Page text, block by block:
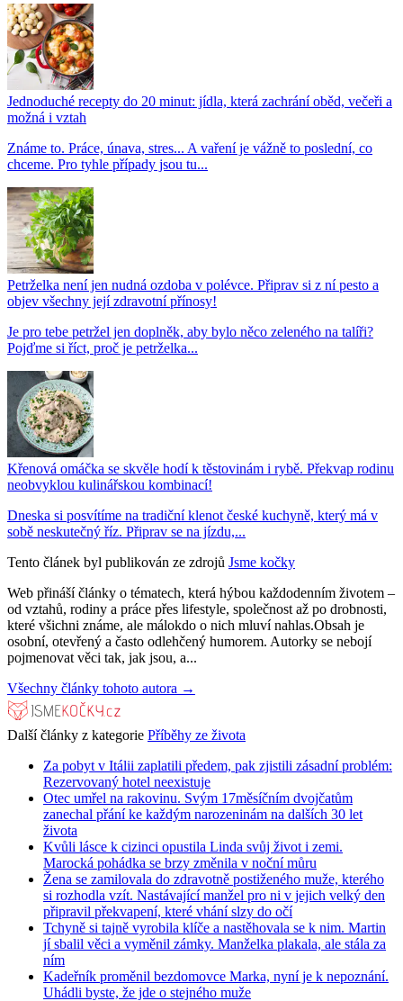
Jednoduché recepty do 20 minut: jídla, která zachrání oběd, večeři a
možná i vztah
Známe to. Práce, únava, stres... A vaření je vážně to poslední, co
chceme. Pro tyhle případy jsou tu...
Petrželka není jen nudná ozdoba v polévce. Připrav si z ní pesto a
objev všechny její zdravotní přínosy!
Je pro tebe petržel jen doplněk, aby bylo něco zeleného na talíři?
Pojďme si říct, proč je petrželka...
Křenová omáčka se skvěle hodí k těstovinám i rybě. Překvap rodinu
neobvyklou kulinářskou kombinací!
Dneska si posvítíme na tradiční klenot české kuchyně, který má v
sobě neskutečný říz. Připrav se na jízdu,...
Tento článek byl publikován ze zdrojů Jsme kočky
Web přináší články o tématech, která hýbou každodenním životem –
od vztahů, rodiny a práce přes lifestyle, společnost až po drobnosti,
které všichni známe, ale málokdo o nich mluví nahlas.Obsah je
osobní, otevřený a často odlehčený humorem. Autorky se nebojí
pojmenovat věci tak, jak jsou, a...
Všechny články tohoto autora →
Další články z kategorie Příběhy ze života
Za pobyt v Itálii zaplatili předem, pak zjistili zásadní problém:
Rezervovaný hotel neexistuje
Otec umřel na rakovinu. Svým 17měsíčním dvojčatům
zanechal přání ke každým narozeninám na dalších 30 let
života
Kvůli lásce k cizinci opustila Linda svůj život i zemi.
Marocká pohádka se brzy změnila v noční můru
Žena se zamilovala do zdravotně postiženého muže, kterého
si rozhodla vzít. Nastávající manžel pro ni v jejich velký den
připravil překvapení, které vhání slzy do očí
Tchyně si tajně vyrobila klíče a nastěhovala se k nim. Martin
jí sbalil věci a vyměnil zámky. Manželka plakala, ale stála za
ním
Kadeřník proměnil bezdomovce Marka, nyní je k nepoznání.
Uhádli byste, že jde o stejného muže